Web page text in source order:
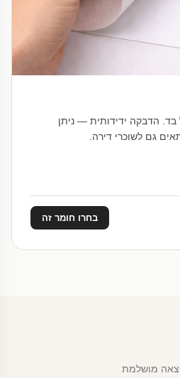
בד. הדבקה ידידותית — ניתן
גם לשוכרי דירה.
בחרו חומר זה
מושלמת